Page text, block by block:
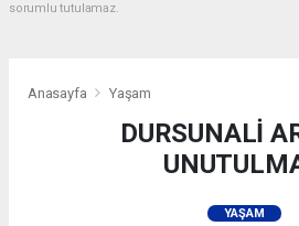
sorumlu tutulamaz.
Anasayfa Yaşam
DURSUNALİ
YAŞAM